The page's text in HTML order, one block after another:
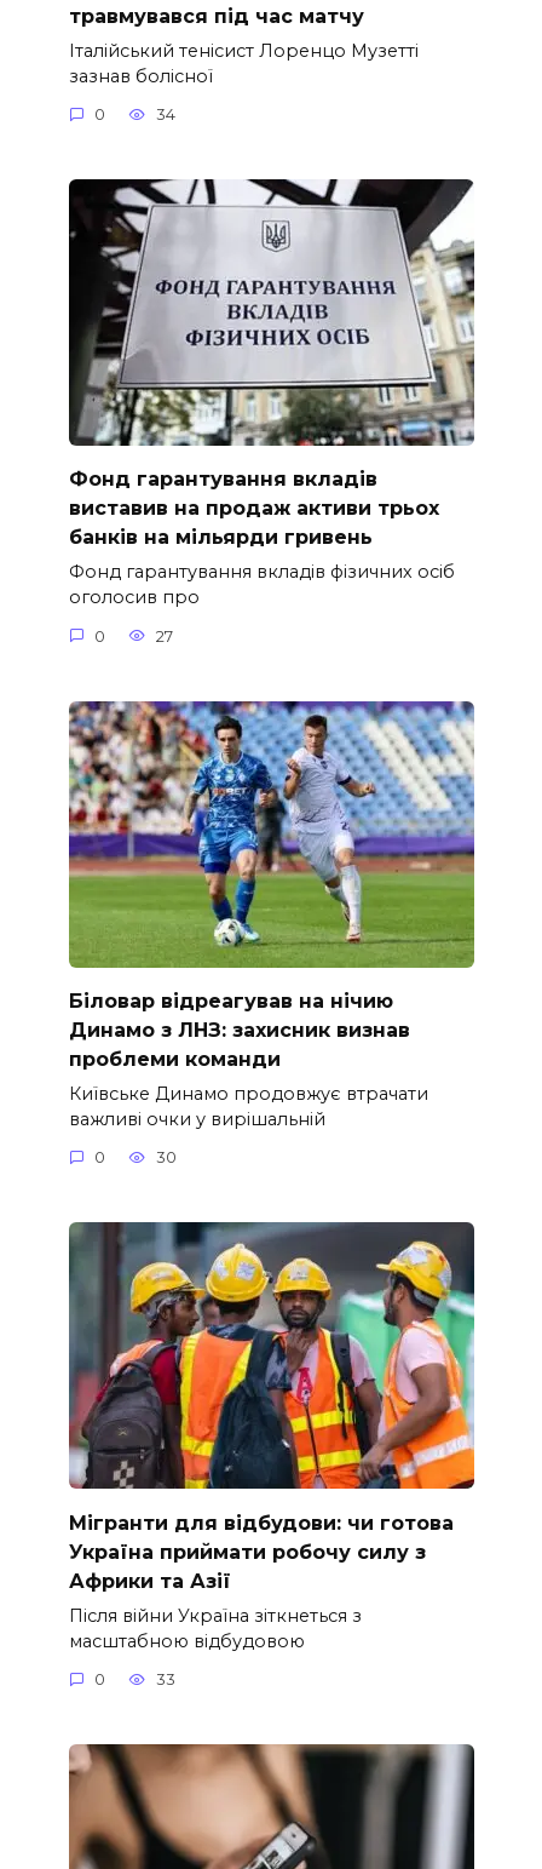
травмувався під час матчу
Італійський тенісист Лоренцо Музетті
зазнав болісної
0 34
Фонд гарантування вкладів
виставив на продаж активи трьох
банків на мільярди гривень
Фонд гарантування вкладів фізичних осіб
оголосив про
0 27
Біловар відреагував на нічию
Динамо з ЛНЗ: захисник визнав
проблеми команди
Київське Динамо продовжує втрачати
важливі очки у вирішальній
0 30
Мігранти для відбудови: чи готова
Україна приймати робочу силу з
Африки та Азії
Після війни Україна зіткнеться з
масштабною відбудовою
0 33